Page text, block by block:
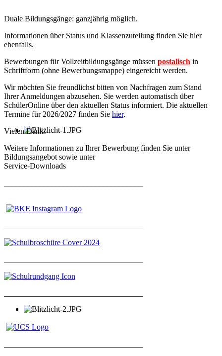
Duale Bildungsgänge: ganzjährig möglich.
Informationen über Status und Klassenzuteilung finden Sie hier
ebenfalls.
Bewerbungen für Vollzeitbildungsgänge müssen postalisch in
Schriftform (ohne Bewerbungsmappe) eingereicht werden.
Wir möchten Sie freundlichst bitten von Nachfragen zum Stand
Ihrer Anmeldungen abzusehen. Sie werden automatisch über
SchülerOnline über den aktuellen Status informiert. Die aktuellen
Termine für 2026/2027 finden Sie hier.
Vielen Dank!
Weitere Informationen zu Ihrer Bewerbung finden Sie unter
Bildungsangebot sowie unter
Service-Downloads